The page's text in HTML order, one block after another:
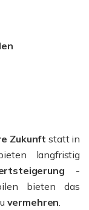
Zukunft statt in
langfristig
-
bieten das
vermehren.